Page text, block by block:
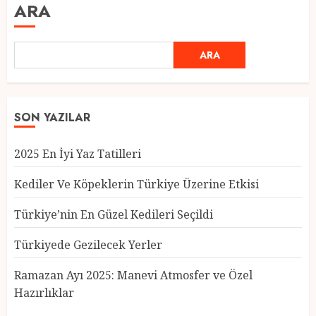
ARA
ARA
SON YAZILAR
2025 En İyi Yaz Tatilleri
Kediler Ve Köpeklerin Türkiye Üzerine Etkisi
Türkiye’nin En Güzel Kedileri Seçildi
Türkiyede Gezilecek Yerler
Ramazan Ayı 2025: Manevi Atmosfer ve Özel
Hazırlıklar
3
Türkiye’nin En Güzel Kedileri
Seçildi
12 MART 2025 0